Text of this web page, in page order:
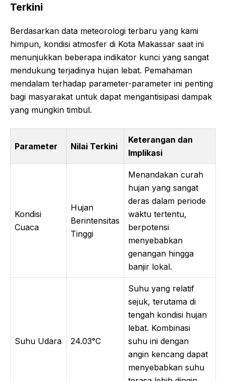
Terkini
Berdasarkan data meteorologi terbaru yang kami
himpun, kondisi atmosfer di Kota Makassar saat ini
menunjukkan beberapa indikator kunci yang sangat
mendukung terjadinya hujan lebat. Pemahaman
mendalam terhadap parameter-parameter ini penting
bagi masyarakat untuk dapat mengantisipasi dampak
yang mungkin timbul.
Parameter Nilai Terkini
Keterangan dan
Implikasi
Kondisi
Cuaca
Hujan
Berintensitas
Tinggi
Menandakan curah
hujan yang sangat
deras dalam periode
waktu tertentu,
berpotensi
menyebabkan
genangan hingga
banjir lokal.
Suhu Udara 24.03°C
Suhu yang relatif
sejuk, terutama di
tengah kondisi hujan
lebat. Kombinasi
suhu ini dengan
angin kencang dapat
menyebabkan suhu